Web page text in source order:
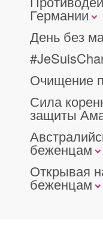
Германии
День без
Очищение
Сила
защиты
беженцам
Открывая
беженцам